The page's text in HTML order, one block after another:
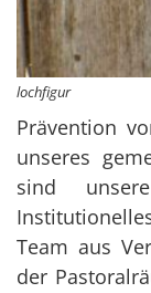
lochfigur
Prävention
unseres
sind
Team aus
der